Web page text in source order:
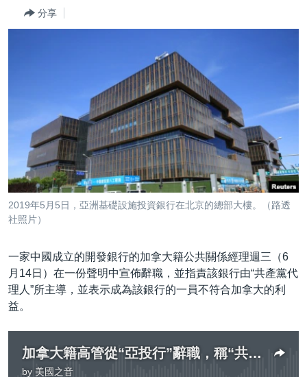
海外港人
中國
國際
經貿
視頻
每日視頻新聞
美國專訊
視頻存檔
音頻
新聞音頻
海外港人
建國史話
國語
關注我們
其他語言網站
分享
2019年5月5日，亞洲基礎設施投資銀行在北京的總部大樓。（路透
社照片）
一家中國成立的開發銀行的加拿大籍公共關係經理週三（6
月14日）在一份聲明中宣佈辭職，並指責該銀行由“共產黨代
理人”所主導，並表示成為該銀行的一員不符合加拿大的利
益。
加拿大籍高管從“亞投行”辭職，稱“共產黨代理人”主導該銀行
by 美國之音